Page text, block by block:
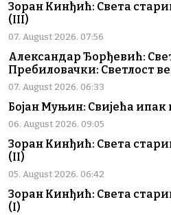
Зоран Кинђић: Света
(III)
07. August 2026. 07:56
Александар Ђорђевић:
Пребиловачки: Светлост
07. August 2026. 06:33
Бојан Муњин: Свијећа ипак
06. August 2026. 09:05
Зоран Кинђић: Света
(II)
05. August 2026. 06:42
Зоран Кинђић: Света
(I)